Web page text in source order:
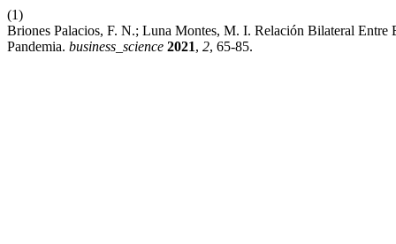
(1)
Briones Palacios, F. N.; Luna Montes, M. I. Relación Bilateral
Pandemia. business_science 2021, 2, 65-85.